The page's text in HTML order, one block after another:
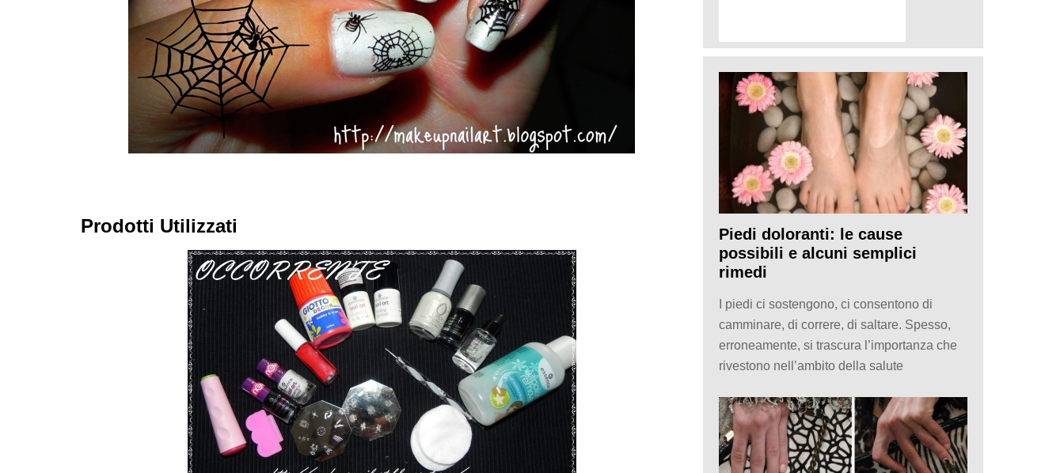
Prodotti Utilizzati
Piedi doloranti: le cause
possibili e alcuni semplici
rimedi
I piedi ci sostengono, ci consentono di
camminare, di correre, di saltare. Spesso,
erroneamente, si trascura l’importanza che
rivestono nell’ambito della salute